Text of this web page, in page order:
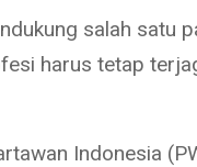
salah satu
harus tetap
Indonesia